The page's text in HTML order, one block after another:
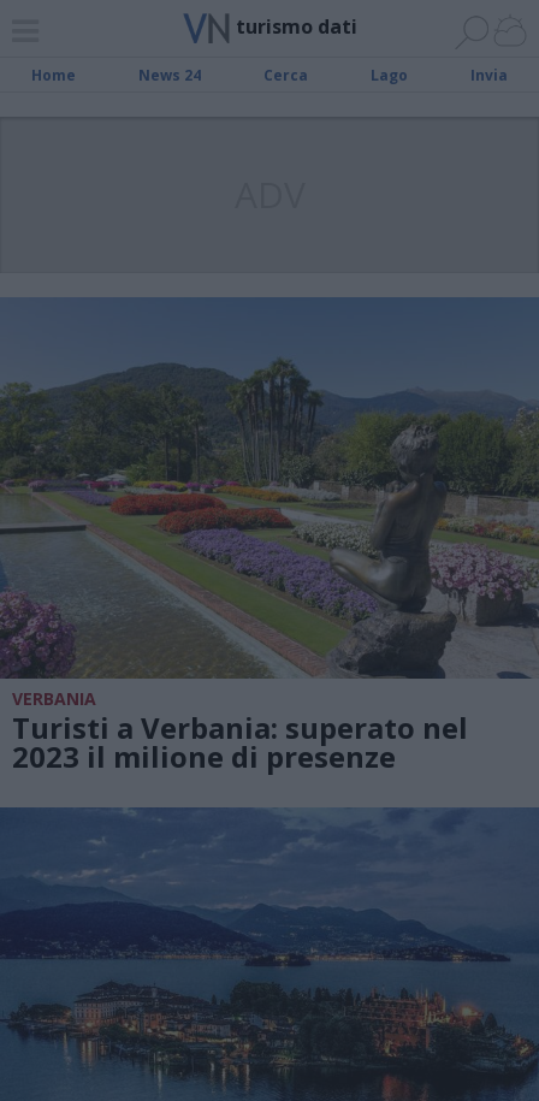
turismo dati
Home News 24 Cerca Lago Invia
VERBANIA
Turisti a Verbania: superato nel
2023 il milione di presenze